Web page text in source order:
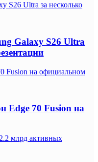
S26 Ultra за несколько
Galaxy S26 Ultra
Fusion на официальном
Edge 70 Fusion на
млрд активных